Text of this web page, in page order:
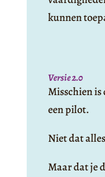
kunnen
Versie 2.0
Misschien is
een pilot.
Niet dat
Maar dat je